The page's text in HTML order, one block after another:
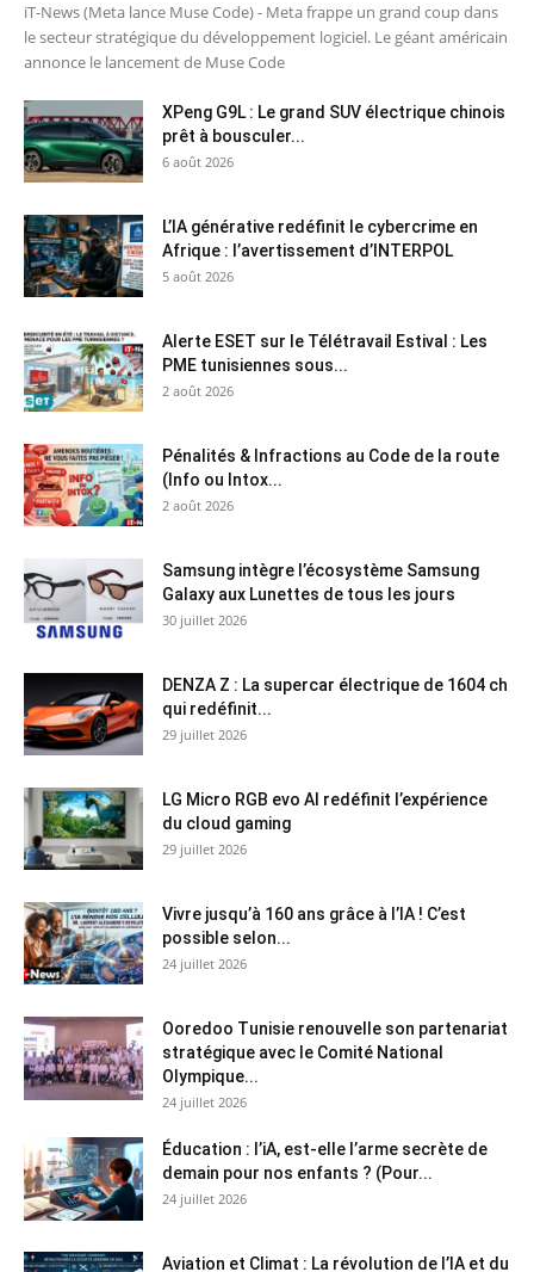
iT-News (Meta lance Muse Code) - Meta frappe un grand coup dans
le secteur stratégique du développement logiciel. Le géant américain
annonce le lancement de Muse Code
XPeng G9L : Le grand SUV électrique chinois
prêt à bousculer...
6 août 2026
L’IA générative redéfinit le cybercrime en
Afrique : l’avertissement d’INTERPOL
5 août 2026
Alerte ESET sur le Télétravail Estival : Les
PME tunisiennes sous...
2 août 2026
Pénalités & Infractions au Code de la route
(Info ou Intox...
2 août 2026
Samsung intègre l’écosystème Samsung
Galaxy aux Lunettes de tous les jours
30 juillet 2026
DENZA Z : La supercar électrique de 1604 ch
qui redéfinit...
29 juillet 2026
LG Micro RGB evo AI redéfinit l’expérience
du cloud gaming
29 juillet 2026
Vivre jusqu’à 160 ans grâce à l’IA ! C’est
possible selon...
24 juillet 2026
Ooredoo Tunisie renouvelle son partenariat
stratégique avec le Comité National
Olympique...
24 juillet 2026
Éducation : l’iA, est-elle l’arme secrète de
demain pour nos enfants ? (Pour...
24 juillet 2026
Aviation et Climat : La révolution de l’IA et du